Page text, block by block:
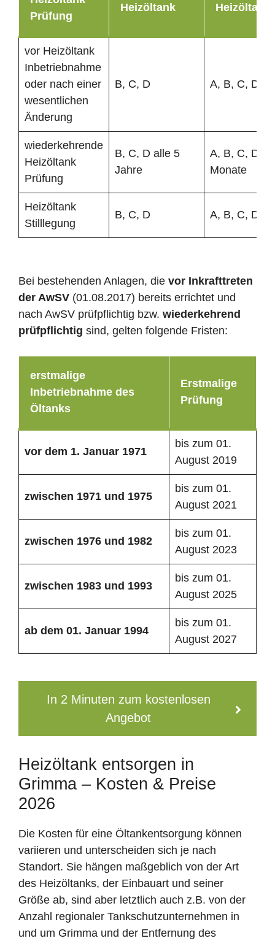
Prüfung
Heizöltank Heizöltank
vor Heizöltank
Inbetriebnahme
oder nach einer
wesentlichen
Änderung
B, C, D A, B, C, D
wiederkehrende
Heizöltank
Prüfung
B, C, D alle 5
Jahre
A, B, C, D
Monate
Heizöltank
Stilllegung
B, C, D A, B, C, D
Bei bestehenden Anlagen, die vor Inkrafttreten
der AwSV (01.08.2017) bereits errichtet und
nach AwSV prüfpflichtig bzw. wiederkehrend
prüfpflichtig sind, gelten folgende Fristen:
erstmalige
Inbetriebnahme des
Öltanks
Erstmalige
Prüfung
vor dem 1. Januar 1971
bis zum 01.
August 2019
zwischen 1971 und 1975
bis zum 01.
August 2021
zwischen 1976 und 1982
bis zum 01.
August 2023
zwischen 1983 und 1993
bis zum 01.
August 2025
ab dem 01. Januar 1994
bis zum 01.
August 2027
In 2 Minuten zum kostenlosen
Angebot
Heizöltank entsorgen in
Grimma – Kosten & Preise
2026
Die Kosten für eine Öltankentsorgung können
variieren und unterscheiden sich je nach
Standort. Sie hängen maßgeblich von der Art
des Heizöltanks, der Einbauart und seiner
Größe ab, sind aber letztlich auch z.B. von der
Anzahl regionaler Tankschutzunternehmen in
und um Grimma und der Entfernung des